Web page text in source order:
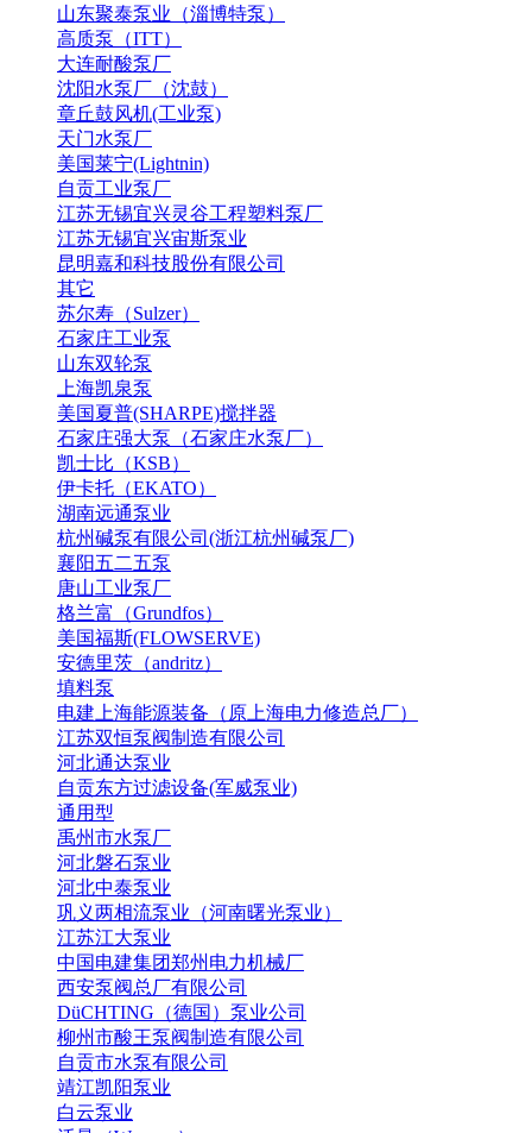
山东聚泰泵业（淄博特泵）
高质泵（ITT）
大连耐酸泵厂
沈阳水泵厂（沈鼓）
章丘鼓风机(工业泵)
天门水泵厂
美国莱宁(Lightnin)
自贡工业泵厂
江苏无锡宜兴灵谷工程塑料泵厂
江苏无锡宜兴宙斯泵业
昆明嘉和科技股份有限公司
其它
苏尔寿（Sulzer）
石家庄工业泵
山东双轮泵
上海凯泉泵
美国夏普(SHARPE)搅拌器
石家庄强大泵（石家庄水泵厂）
凯士比（KSB）
伊卡托（EKATO）
湖南远通泵业
杭州碱泵有限公司(浙江杭州碱泵厂)
襄阳五二五泵
唐山工业泵厂
格兰富（Grundfos）
美国福斯(FLOWSERVE)
安德里茨（andritz）
填料泵
电建上海能源装备（原上海电力修造总厂）
江苏双恒泵阀制造有限公司
河北通达泵业
自贡东方过滤设备(军威泵业)
通用型
禹州市水泵厂
河北磐石泵业
河北中泰泵业
巩义两相流泵业（河南曙光泵业）
江苏江大泵业
中国电建集团郑州电力机械厂
西安泵阀总厂有限公司
DüCHTING（德国）泵业公司
柳州市酸王泵阀制造有限公司
自贡市水泵有限公司
靖江凯阳泵业
白云泵业